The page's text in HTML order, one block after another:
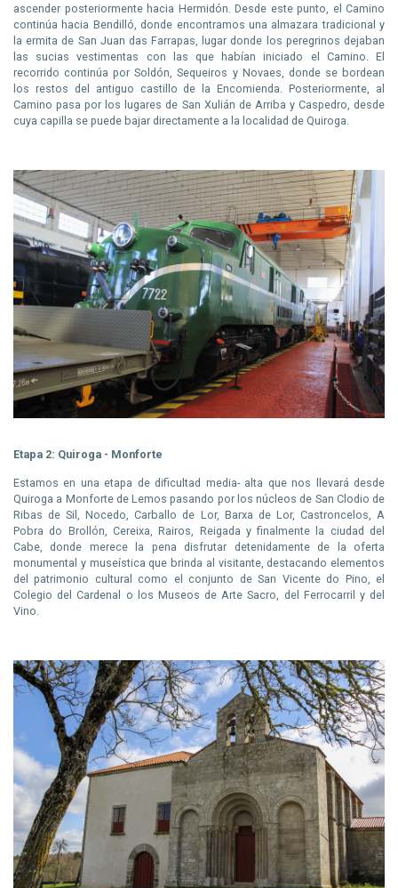
ascender posteriormente hacia Hermidón. Desde este punto, el Camino
continúa hacia Bendilló, donde encontramos una almazara tradicional y
la ermita de San Juan das Farrapas, lugar donde los peregrinos dejaban
las sucias vestimentas con las que habían iniciado el Camino. El
recorrido continúa por Soldón, Sequeiros y Novaes, donde se bordean
los restos del antiguo castillo de la Encomienda. Posteriormente, al
Camino pasa por los lugares de San Xulián de Arriba y Caspedro, desde
cuya capilla se puede bajar directamente a la localidad de Quiroga.
Etapa 2: Quiroga - Monforte
Estamos en una etapa de dificultad media- alta que nos llevará desde
Quiroga a Monforte de Lemos pasando por los núcleos de San Clodio de
Ribas de Sil, Nocedo, Carballo de Lor, Barxa de Lor, Castroncelos, A
Pobra do Brollón, Cereixa, Rairos, Reigada y finalmente la ciudad del
Cabe, donde merece la pena disfrutar detenidamente de la oferta
monumental y museística que brinda al visitante, destacando elementos
del patrimonio cultural como el conjunto de San Vicente do Pino, el
Colegio del Cardenal o los Museos de Arte Sacro, del Ferrocarril y del
Vino.